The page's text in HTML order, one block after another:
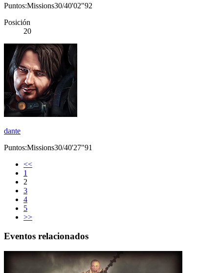
Puntos:Missions30/40'02"92
Posición
20
dante
Puntos:Missions30/40'27"91
<<
1
2
3
4
5
>>
Eventos relacionados